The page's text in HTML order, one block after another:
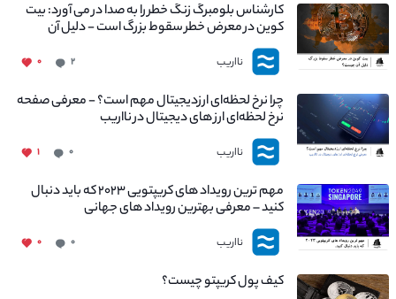
کارشناس بلومبرگ زنگ خطر را به صدا در می آورد: بیت
کوین در معرض خطر سقوط بزرگ است - دلیل آن
چیست؟
نااریب ۲ ۰
چرا نرخ لحظه‌ای ارزدیجیتال مهم است؟ - معرفی صفحه
نرخ لحظه‌ای ارز های دیجیتال در نااریب
نااریب ۰ ۱
مهم ترین رویداد های کریپتویی ۲۰۲۳ که باید دنبال
کنید – معرفی بهترین رویداد های جهانی
نااریب ۰ ۰
کیف پول کریپتو چیست؟